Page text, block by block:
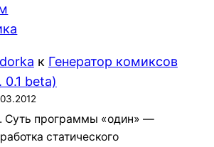
к Генератор комиксов
0.1 beta)
Суть программы «один» —
статического